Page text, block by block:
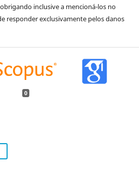
inclusive a mencioná-los no
responder exclusivamente pelos danos
0